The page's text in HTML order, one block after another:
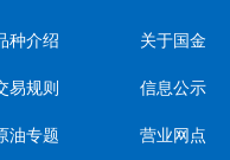
种介绍
易规则
油专题
关于国金
信息公示
营业网点